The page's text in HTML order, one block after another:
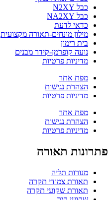
כבל N2XY
כבל NA2XY
כדאי לדעת
מילון מונחים-תאורה מקצועית
בית רימון
נועה קופרמן-קידר מבנים
מדיניות פרטיות
מפת אתר
הצהרת נגישות
מדיניות פרטיות
מפת אתר
הצהרת נגישות
מדיניות פרטיות
פתרונות תאורה
מנורות תליה
תאורת צמודי תקרה
תאורת שקועי תקרה